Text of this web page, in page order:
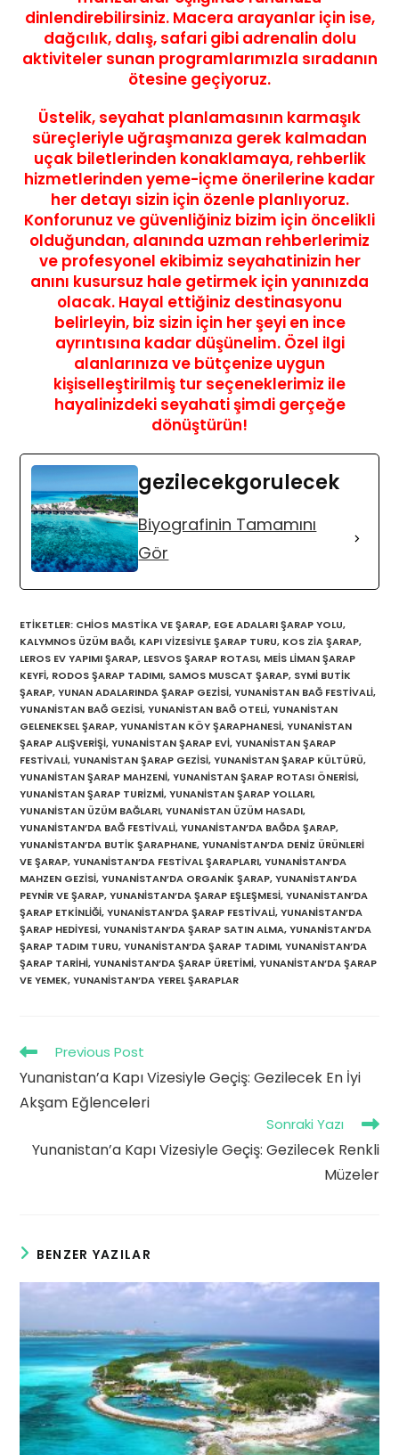
dinlendirebilirsiniz.Macera arayanlar için ise,
dağcılık, dalış, safari gibi adrenalin dolu
aktiviteler sunan programlarımızla sıradanın
ötesine geçiyoruz.
Üstelik, seyahat planlamasının karmaşık
süreçleriyle uğraşmanıza gerek kalmadan
uçak biletlerinden konaklamaya, rehberlik
hizmetlerinden yeme-içme önerilerine kadar
her detayı sizin için özenle planlıyoruz.
Konforunuz ve güvenliğiniz bizim için öncelikli
olduğundan, alanında uzman rehberlerimiz
ve profesyonel ekibimiz seyahatinizin her
anını kusursuz hale getirmek için yanınızda
olacak. Hayal ettiğiniz destinasyonu
belirleyin, biz sizin için her şeyi en ince
ayrıntısına kadar düşünelim. Özel ilgi
alanlarınıza ve bütçenize uygun
kişiselleştirilmiş tur seçeneklerimiz ile
hayalinizdeki seyahati şimdi gerçeğe
dönüştürün!
gezilecekgorulecek
Biyografinin Tamamını
Gör
ETIKETLER: CHIOS MASTIKA VE ŞARAP, EGE ADALARI ŞARAP YOLU,
KALYMNOS ÜZÜM BAĞI, KAPI VIZESIYLE ŞARAP TURU, KOS ZIA ŞARAP,
LEROS EV YAPIMI ŞARAP, LESVOS ŞARAP ROTASI, MEIS LIMAN ŞARAP
KEYFI, RODOS ŞARAP TADIMI, SAMOS MUSCAT ŞARAP, SYMI BUTIK
ŞARAP, YUNAN ADALARINDA ŞARAP GEZISI, YUNANISTAN BAĞ FESTIVALI,
YUNANISTAN BAĞ GEZISI, YUNANISTAN BAĞ OTELI, YUNANISTAN
GELENEKSEL ŞARAP, YUNANISTAN KÖY ŞARAPHANESI, YUNANISTAN
ŞARAP ALIŞVERIŞI, YUNANISTAN ŞARAP EVI, YUNANISTAN ŞARAP
FESTIVALI, YUNANISTAN ŞARAP GEZISI, YUNANISTAN ŞARAP KÜLTÜRÜ,
YUNANISTAN ŞARAP MAHZENI, YUNANISTAN ŞARAP ROTASI ÖNERISI,
YUNANISTAN ŞARAP TURIZMI, YUNANISTAN ŞARAP YOLLARI,
YUNANISTAN ÜZÜM BAĞLARI, YUNANISTAN ÜZÜM HASADI,
YUNANISTAN’DA BAĞ FESTIVALI, YUNANISTAN’DA BAĞDA ŞARAP,
YUNANISTAN’DA BUTIK ŞARAPHANE, YUNANISTAN’DA DENIZ ÜRÜNLERI
VE ŞARAP, YUNANISTAN’DA FESTIVAL ŞARAPLARI, YUNANISTAN’DA
MAHZEN GEZISI, YUNANISTAN’DA ORGANIK ŞARAP, YUNANISTAN’DA
PEYNIR VE ŞARAP, YUNANISTAN’DA ŞARAP EŞLEŞMESI, YUNANISTAN’DA
ŞARAP ETKINLIĞI, YUNANISTAN’DA ŞARAP FESTIVALI, YUNANISTAN’DA
ŞARAP HEDIYESI, YUNANISTAN’DA ŞARAP SATIN ALMA, YUNANISTAN’DA
ŞARAP TADIM TURU, YUNANISTAN’DA ŞARAP TADIMI, YUNANISTAN’DA
ŞARAP TARIHI, YUNANISTAN’DA ŞARAP ÜRETIMI, YUNANISTAN’DA ŞARAP
VE YEMEK, YUNANISTAN’DA YEREL ŞARAPLAR
Read
articles
Previous Post
Yunanistan’a Kapı Vizesiyle Geçiş: Gezilecek En İyi
Akşam Eğlenceleri
Sonraki Yazı
Yunanistan’a Kapı Vizesiyle Geçiş: Gezilecek Renkli
Müzeler
BENZER YAZILAR